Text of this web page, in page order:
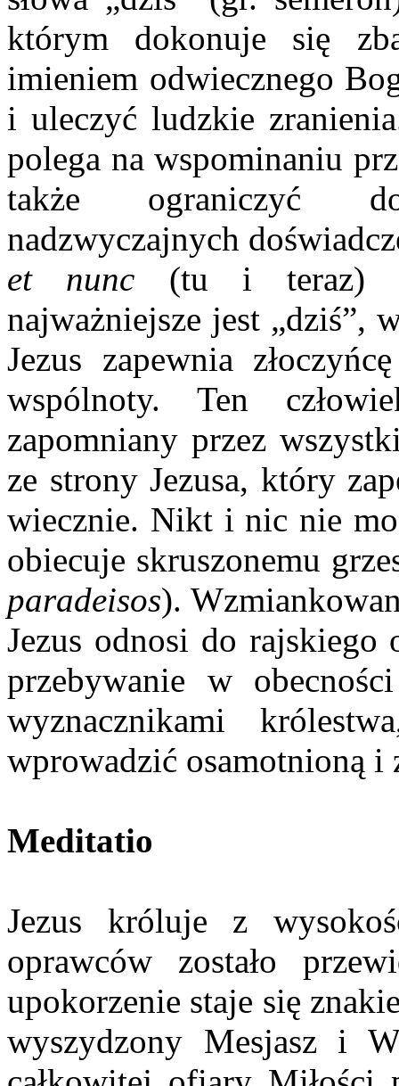
którym dokonuje się
imieniem odwiecznego
i uleczyć ludzkie
polega na wspominaniu
także ograniczyć
nadzwyczajnych
et nunc (tu i teraz)
najważniejsze jest „dziś”,
Jezus zapewnia
wspólnoty. Ten
zapomniany przez
ze strony Jezusa, który
wiecznie. Nikt i nic nie
obiecuje skruszonemu
paradeisos).
Jezus odnosi do rajskiego
przebywanie w
wyznacznikami
wprowadzić osamotnioną i
Meditatio
Jezus króluje z
oprawców zostało
upokorzenie staje się
wyszydzony Mesjasz i